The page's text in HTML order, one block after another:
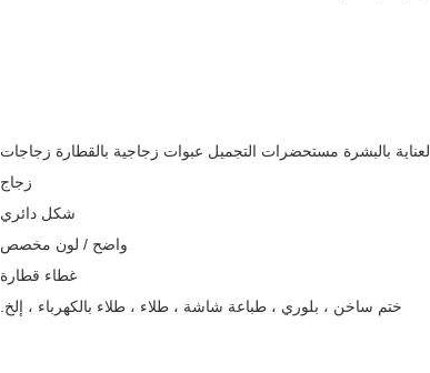
زجاج
شكل دائري
واضح / لون مخصص
غطاء قطارة
ختم ساخن ، بلوري ، طباعة شاشة ، طلاء ، طلاء بالكهرباء ، إلخ.